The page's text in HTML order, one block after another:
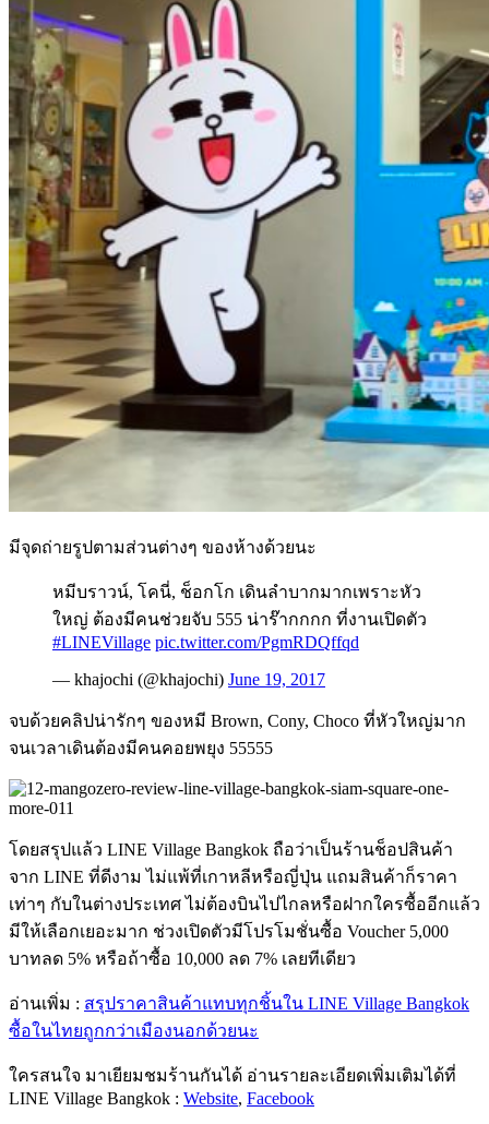
มีจุดถ่ายรูปตามส่วนต่างๆ ของห้างด้วยนะ
หมีบราวน์, โคนี่, ช็อกโก เดินลำบากมากเพราะหัว
ใหญ่ ต้องมีคนช่วยจับ 555 น่าร๊ากกกก ที่งานเปิดตัว
#LINEVillage pic.twitter.com/PgmRDQffqd
— khajochi (@khajochi) June 19, 2017
จบด้วยคลิปน่ารักๆ ของหมี Brown, Cony, Choco ที่หัวใหญ่มาก
จนเวลาเดินต้องมีคนคอยพยุง 55555
โดยสรุปแล้ว LINE Village Bangkok ถือว่าเป็นร้านช็อปสินค้า
จาก LINE ที่ดีงาม ไม่แพ้ที่เกาหลีหรือญี่ปุ่น แถมสินค้าก็ราคา
เท่าๆ กับในต่างประเทศ ไม่ต้องบินไปไกลหรือฝากใครซื้ออีกแล้ว
มีให้เลือกเยอะมาก ช่วงเปิดตัวมีโปรโมชั่นซื้อ Voucher 5,000
บาทลด 5% หรือถ้าซื้อ 10,000 ลด 7% เลยทีเดียว
อ่านเพิ่ม : สรุปราคาสินค้าแทบทุกชิ้นใน LINE Village Bangkok
ซื้อในไทยถูกกว่าเมืองนอกด้วยนะ
ใครสนใจ มาเยียมชมร้านกันได้ อ่านรายละเอียดเพิ่มเติมได้ที่
LINE Village Bangkok : Website, Facebook